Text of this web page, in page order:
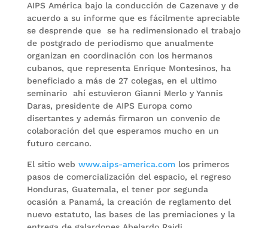
AIPS América bajo la conducción de Cazenave y de
acuerdo a su informe que es fácilmente apreciable
se desprende que se ha redimensionado el trabajo
de postgrado de periodismo que anualmente
organizan en coordinación con los hermanos
cubanos, que representa Enrique Montesinos, ha
beneficiado a más de 27 colegas, en el ultimo
seminario ahí estuvieron Gianni Merlo y Yannis
Daras, presidente de AIPS Europa como
disertantes y además firmaron un convenio de
colaboración del que esperamos mucho en un
futuro cercano.
El sitio web www.aips-america.comlos primeros
pasos de comercialización del espacio, el regreso
Honduras, Guatemala, el tener por segunda
ocasión a Panamá, la creación de reglamento del
nuevo estatuto, las bases de las premiaciones y la